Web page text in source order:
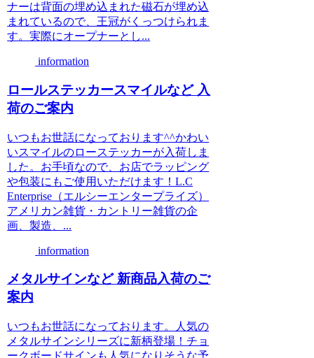
ナーは背面の埋め込まれた磁石が埋め込
まれているので、王冠がくっつけられま
す。実際にオープナーとし...
information
ロールステッカースマイルなど 入
荷のご案内
いつもお世話になっております^^かわい
いスマイルのローステッカーが入荷しま
した。お手頃なので、お店でラッピング
や包装にもご使用いただけます！L.C
Enterprise（エルシーエンタープライズ）
アメリカン雑貨・カントリー雑貨の企
画、製造、...
information
メタルサインなど 新商品入荷のご
案内
いつもお世話になっております。人気の
メタルサインシリーズに新柄登場！チョ
ークボードサインも人気になりそうな予